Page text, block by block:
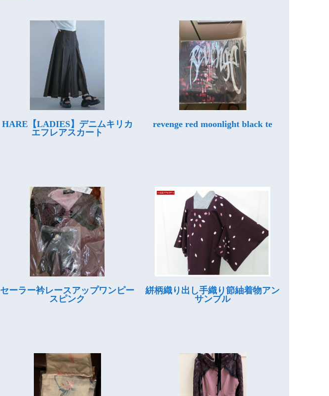
HARE【LADIES】デニムキリカ
エフレアスカート
revenge red moonlight black te
セーラー衿レースアップワンピー
スピンク
絣柄織り出し手織り節紬着物アン
サンブル